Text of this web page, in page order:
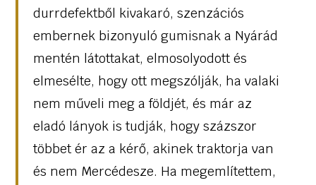
durrdefektből kivakaró, szenzációs
embernek bizonyuló gumisnak a Nyárád
mentén látottakat, elmosolyodott és
elmesélte, hogy ott megszólják, ha valaki
nem műveli meg a földjét, és már az
eladó lányok is tudják, hogy százszor
többet ér az a kérő, akinek traktorja van
és nem Mercédesze. Ha megemlítettem,